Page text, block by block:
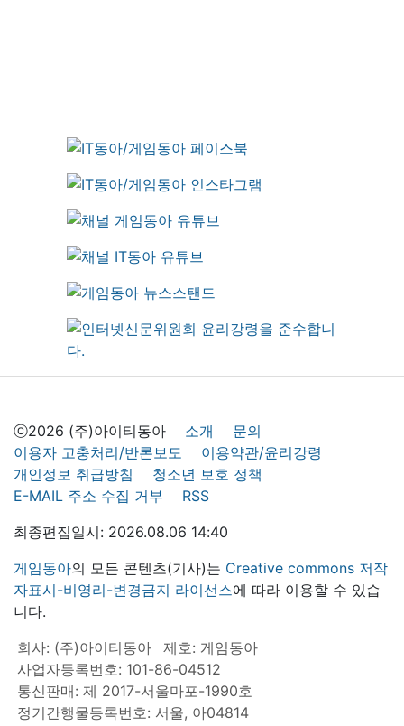
ⓒ2026 (주)아이티동아 소개
문의
이용자 고충처리/반론보도
이용약관/윤리강령
개인정보 취급방침
청소년 보호 정책
E-MAIL 주소 수집 거부
RSS
최종편집일시: 2026.08.06 14:40
게임동아의 모든 콘텐츠(기사)는 Creative commons 저작
자표시-비영리-변경금지 라이선스에 따라 이용할 수 있습
니다.
회사: (주)아이티동아
제호: 게임동아
사업자등록번호: 101-86-04512
통신판매: 제 2017-서울마포-1990호
정기간행물등록번호: 서울, 아04814